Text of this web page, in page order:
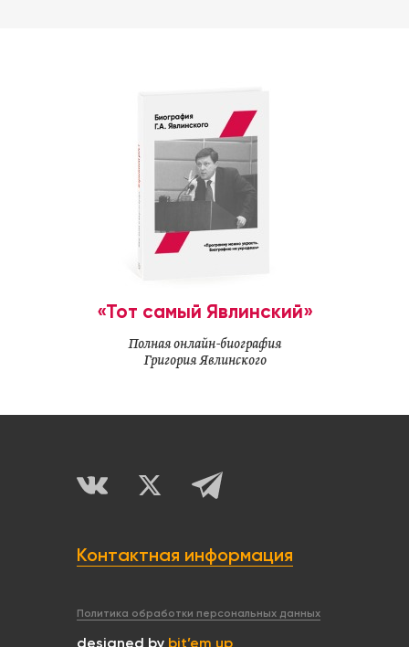
«Тот самый Явлинский»
Полная онлайн-биография
Григория Явлинского
Контактная информация
Политика обработки персональных данных
designed by bit’em up